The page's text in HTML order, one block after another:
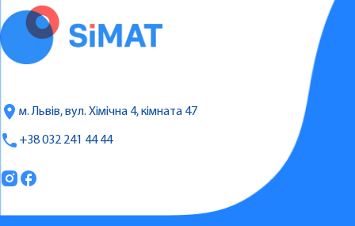
м. Львів, вул. Хімічна 4, кімната 47
+38 032 241 44 44